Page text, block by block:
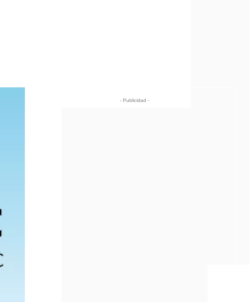
- Publicidad -